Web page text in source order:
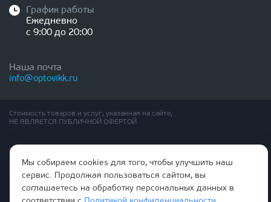
График работы
Ежедневно
с 9:00 до 20:00
Наша почта
info@optovikk.ru
Стоимость товаров и услуг, указанная на сайте,
НЕ ЯВЛЯЕТСЯ ПУБЛИЧНОЙ ОФЕРТОЙ
Правила эксплутации входных и межкомнатных дверей
Политика обработки персональных данных
Согласие на обработку персональных данных
Мы собираем cookies для того, чтобы улучшить наш
сервис. Продолжая пользоваться сайтом, вы
соглашаетесь на обработку персональных данных в